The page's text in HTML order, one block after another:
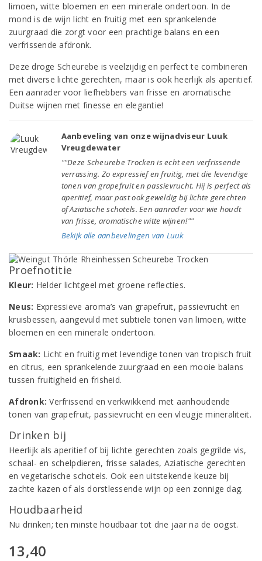
limoen, witte bloemen en een minerale ondertoon. In de
mond is de wijn licht en fruitig met een sprankelende
zuurgraad die zorgt voor een prachtige balans en een
verfrissende afdronk.
Deze droge Scheurebe is veelzijdig en perfect te combineren
met diverse lichte gerechten, maar is ook heerlijk als aperitief.
Een aanrader voor liefhebbers van frisse en aromatische
Duitse wijnen met finesse en elegantie!
Aanbeveling van onze wijnadviseur Luuk
Vreugdewater
""Deze Scheurebe Trocken is echt een verfrissende
verrassing. Zo expressief en fruitig, met die levendige
tonen van grapefruit en passievrucht. Hij is perfect als
aperitief, maar past ook geweldig bij lichte gerechten
of Aziatische schotels. Een aanrader voor wie houdt
van frisse, aromatische witte wijnen!""
Bekijk alle aanbevelingen van Luuk
Proefnotitie
Kleur: Helder lichtgeel met groene reflecties.
Neus: Expressieve aroma’s van grapefruit, passievrucht en
kruisbessen, aangevuld met subtiele tonen van limoen, witte
bloemen en een minerale ondertoon.
Smaak: Licht en fruitig met levendige tonen van tropisch fruit
en citrus, een sprankelende zuurgraad en een mooie balans
tussen fruitigheid en frisheid.
Afdronk: Verfrissend en verkwikkend met aanhoudende
tonen van grapefruit, passievrucht en een vleugje mineraliteit.
Drinken bij
Heerlijk als aperitief of bij lichte gerechten zoals gegrilde vis,
schaal- en schelpdieren, frisse salades, Aziatische gerechten
en vegetarische schotels. Ook een uitstekende keuze bij
zachte kazen of als dorstlessende wijn op een zonnige dag.
Houdbaarheid
Nu drinken; ten minste houdbaar tot drie jaar na de oogst.
13,40